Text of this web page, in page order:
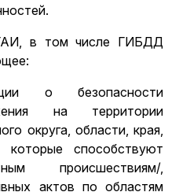
в том числе ГИБДД
о безопасности
на территории
округа, области, края,
способствуют
происшествиям/,
актов по областям